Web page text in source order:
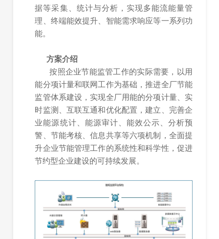
据等采集、统计与分析，实现多能流能量管
理、终端能效提升、智能需求响应等一系列功
能。
方案介绍
按照企业节能监管工作的实际需要，以用
能分项计量和联网工作为基础，推进全厂节能
监管体系建设，实现全厂用能的分项计量、实
时监测、互联互通和优化配置，建立、完善企
业能源统计、能源审计、能效公示、分析预
警、节能考核、信息共享等六项机制，全面提
升企业节能管理工作的系统性和科学性，促进
节约型企业建设的可持续发展。